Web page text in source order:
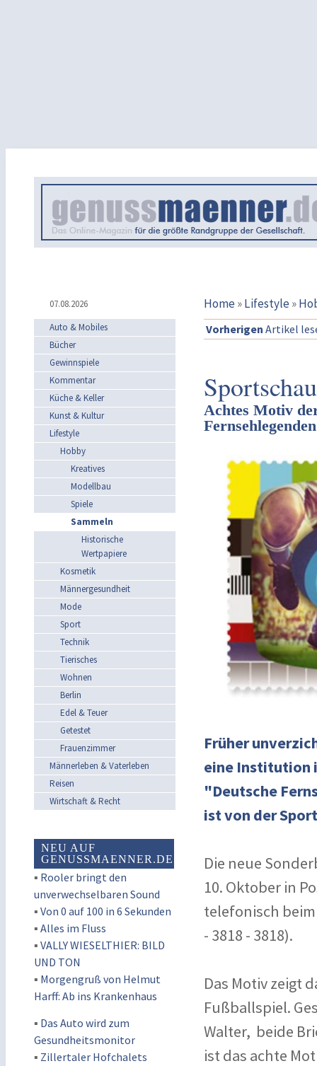
07.08.2026 Home»Lifestyle»
Auto & Mobiles
Bücher
Gewinnspiele
Kommentar
Küche & Keller
Kunst & Kultur
Lifestyle
Hobby
Kreatives
Modellbau
Spiele
Sammeln
Historische
Wertpapiere
Kosmetik
Männergesundheit
Mode
Sport
Technik
Tierisches
Wohnen
Berlin
Edel & Teuer
Getestet
Frauenzimmer
Männerleben & Vaterleben
Reisen
Wirtschaft & Recht
NEU AUF
GENUSSMAENNER.DE
▪ Rooler bringt den
unverwechselbaren Sound
▪ Von 0 auf 100 in 6 Sekunden
▪ Alles im Fluss
▪ VALLY WIESELTHIER: BILD
UND TON
▪ Morgengruß von Helmut
Harff: Ab ins Krankenhaus
▪ Das Auto wird zum
Gesundheitsmonitor
▪ Zillertaler Hofchalets
Vorherigen Artikel
Achtes Motiv
Früher
eine Institution
"Deutsche
ist von der
Die neue
10. Oktober in
telefonisch
- 3818 - 3818).
Das Motiv zeigt
Fußballspiel.
Walter, beide
ist das achte